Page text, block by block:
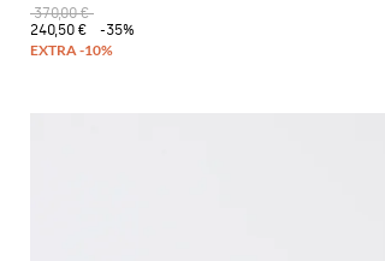
370,00 €
240,50 €
-35%